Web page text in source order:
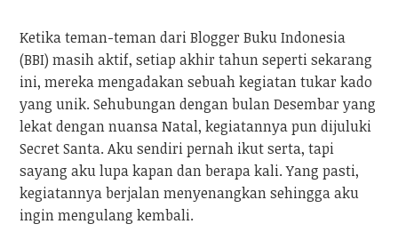
Ketika teman-teman dari Blogger Buku Indonesia
(BBI) masih aktif, setiap akhir tahun seperti sekarang
ini, mereka mengadakan sebuah kegiatan tukar kado
yang unik. Sehubungan dengan bulan Desembar yang
lekat dengan nuansa Natal, kegiatannya pun dijuluki
Secret Santa. Aku sendiri pernah ikut serta, tapi
sayang aku lupa kapan dan berapa kali. Yang pasti,
kegiatannya berjalan menyenangkan sehingga aku
ingin mengulang kembali.